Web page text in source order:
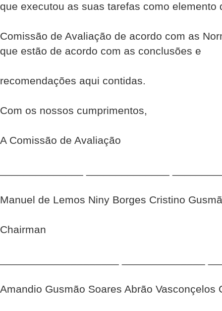
que executou as suas tarefas como elemento
Comissão de Avaliação de acordo com as
que estão de acordo com as conclusões e
recomendações aqui contidas.
Com os nossos cumprimentos,
A Comissão de Avaliação
Manuel de Lemos Niny Borges Cristino
Chairman
Amandio Gusmão Soares Abrão Vasconçelos